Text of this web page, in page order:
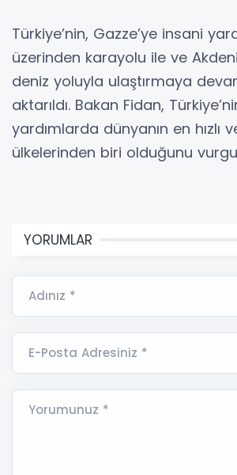
Türkiye’nin, Gazze’ye insani
üzerinden karayolu ile ve
deniz yoluyla ulaştırmaya
aktarıldı. Bakan Fidan,
yardımlarda dünyanın en hızlı
ülkelerinden biri olduğunu
YORUMLAR
Adınız *
E-Posta Adresiniz *
Yorumunuz *